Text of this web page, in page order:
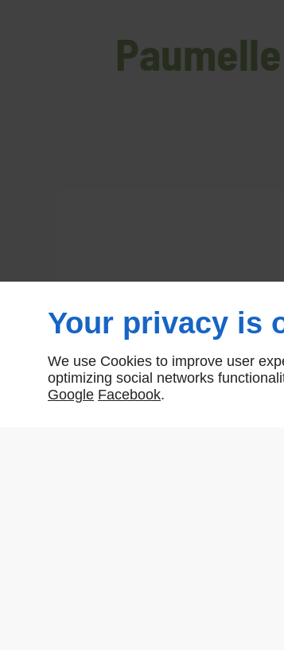
Your privacy is
We use Cookies to improve user
optimizing social networks
Google Facebook.